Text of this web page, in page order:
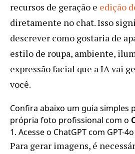
recursos de geração e edição
diretamente no chat. Isso
descrever como gostaria de
estilo de roupa, ambiente,
expressão facial que a IA vai
você.
Confira abaixo um guia simples
própria foto profissional com o
1. Acesse o ChatGPT com GPT-
Para gerar imagens, é